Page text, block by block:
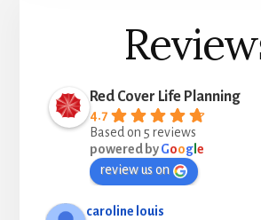
Red Cover Life Planning
4.7
Based on 5 reviews
powered byGoogl e
review us on
caroline louis